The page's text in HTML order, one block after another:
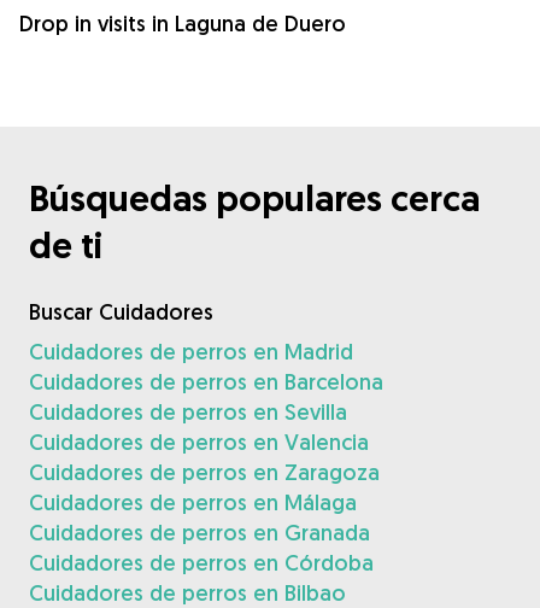
Drop in visits in Laguna de Duero
Búsquedas populares cerca
de ti
Buscar Cuidadores
Cuidadores de perros en Madrid
Cuidadores de perros en Barcelona
Cuidadores de perros en Sevilla
Cuidadores de perros en Valencia
Cuidadores de perros en Zaragoza
Cuidadores de perros en Málaga
Cuidadores de perros en Granada
Cuidadores de perros en Córdoba
Cuidadores de perros en Bilbao